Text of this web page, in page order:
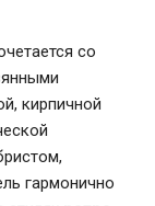
со
кирпичной
гармонично